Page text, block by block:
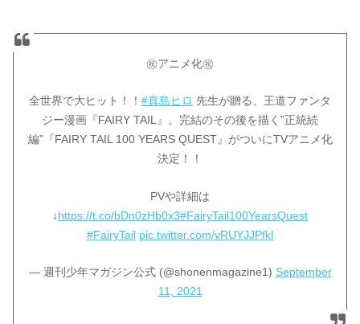
㊗️アニメ化㊗️
全世界で大ヒット！！ #真島ヒロ 先生が贈る、王道ファンタ
ジー漫画『FAIRY TAIL』。完結のその後を描く”正統続
編”『FAIRY TAIL 100 YEARS QUEST』がついにTVアニメ化
決定！！
PVや詳細は
↓https://t.co/bDn0zHb0x3#FairyTail100YearsQuest
#FairyTail pic.twitter.com/vRUYJJPfkI
— 週刊少年マガジン公式 (@shonenmagazine1) September
11, 2021